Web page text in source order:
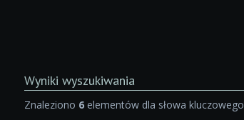
Wyniki wyszukiwania
Znaleziono 6elementów dla słowa kluczowego